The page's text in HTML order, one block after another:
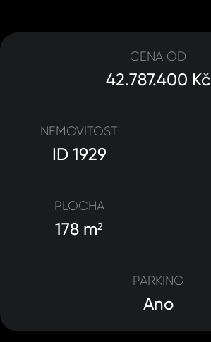
NEMOVITOST
ID 1929
PLOCHA
178 m2
PARKING
Ano
CENA OD
42.787.400 Kč